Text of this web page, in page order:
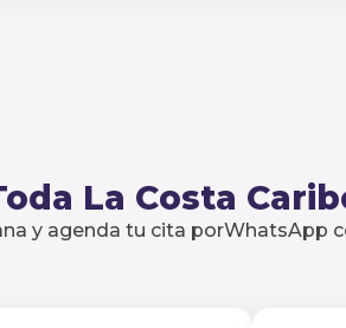
La Costa
y agenda tu cita porWhatsApp